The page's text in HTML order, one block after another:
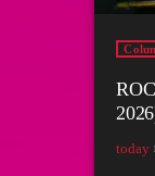
today